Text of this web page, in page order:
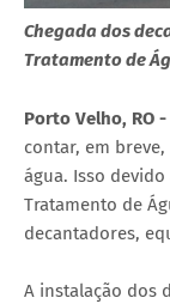
Chegada dos
Tratamento de
Porto Velho, RO -
contar, em
água. Isso
Tratamento de
decantadores,
A instalação dos